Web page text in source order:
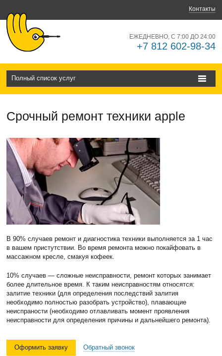
Контакты
ЕЖЕДНЕВНО, С 7:00 ДО 24:00
+7 812 602-98-34
Полный список услуг
Срочный ремонт техники apple
В 90% случаев ремонт и диагностика техники выполняется за 1 час
в вашем пристутствии. Во время ремонта можно покайфовать в
массажном кресле, смакуя кофеек.
10% случаев — сложные неисправности, ремонт которых занимает
более длительное время. К таким неисправностям относятся:
залитие техники (для определения последствий залития
необходимо полностью разобрать устройство), плавающие
неиспраности (необходимо отлавливать момент проявления
неисправности для определения причины и дальнейшего ремонта).
Оформить заявку Обратный звонок